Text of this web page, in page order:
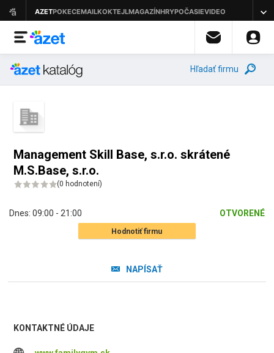
Hľadať firmu
Management Skill Base, s.r.o. skrátené
M.S.Base, s.r.o.
(0 hodnotení)
Dnes: 09:00 - 21:00 OTVORENÉ
Hodnotiť firmu
NAPÍSAŤ
KONTAKTNÉ ÚDAJE